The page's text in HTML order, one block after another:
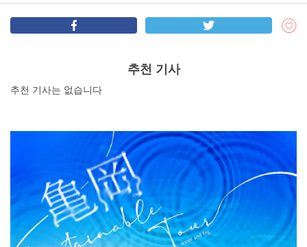
추천 기사
추천 기사는 없습니다